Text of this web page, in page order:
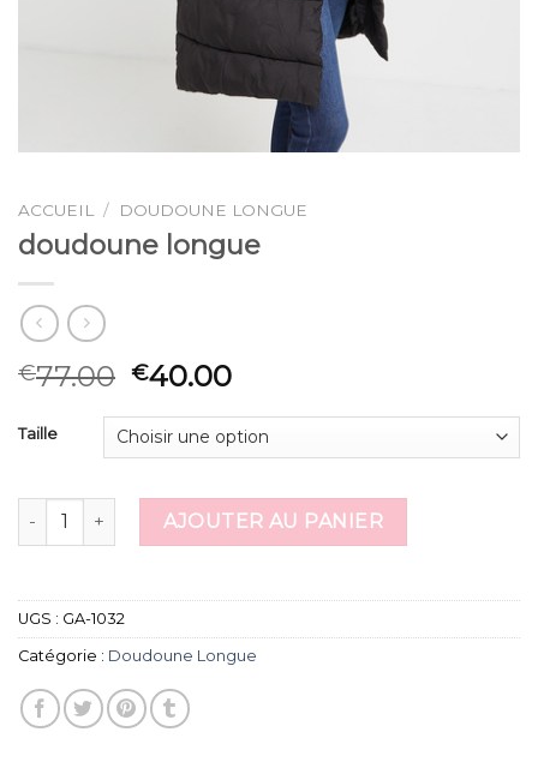
ACCUEIL / DOUDOUNE LONGUE
doudoune longue
€77.00 €40.00
Taille
quantité de doudoune longue
AJOUTER AU PANIER
UGS : GA-1032
Catégorie : Doudoune Longue